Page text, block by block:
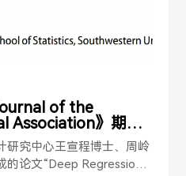
of the
Association》期刊
研究中心王宣程博士、周岭
论文“Deep Regression L